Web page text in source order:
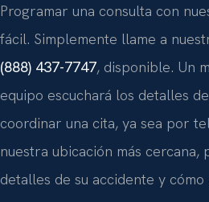
Programar una consulta con
fácil. Simplemente llame a
(888) 437-7747, disponible. Un
equipo escuchará los detalles
coordinar una cita, ya sea por
nuestra ubicación más cercana,
detalles de su accidente y